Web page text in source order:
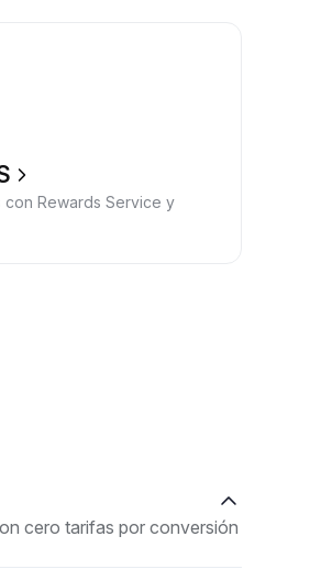
con Rewards Service y
cero tarifas por conversión